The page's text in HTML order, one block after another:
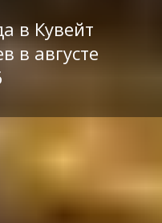
в Кувейт
в августе